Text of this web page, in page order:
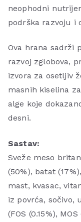
neophodni
podrška razvoju i
Ova hrana sadrži
razvoj zglobova,
izvora za osetljiv
masnih kiselina
alge koje
desni.
Sastav:
Sveže meso
(50%), batat
mast, kvasac,
iz povrća, sočivo,
(FOS (0.15%),